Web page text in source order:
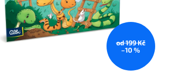
od 199 Kč
–10 %